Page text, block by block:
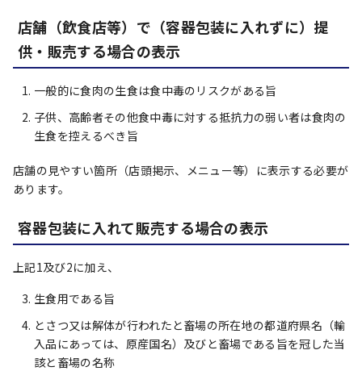
店舗（飲食店等）で（容器包装に入れずに）提
供・販売する場合の表示
一般的に食肉の生食は食中毒のリスクがある旨
子供、高齢者その他食中毒に対する抵抗力の弱い者は食肉の
生食を控えるべき旨
店舗の見やすい箇所（店頭掲示、メニュー等）に表示する必要が
あります。
容器包装に入れて販売する場合の表示
上記1及び2に加え、
生食用である旨
とさつ又は解体が行われたと畜場の所在地の都道府県名（輸
入品にあっては、原産国名）及びと畜場である旨を冠した当
該と畜場の名称